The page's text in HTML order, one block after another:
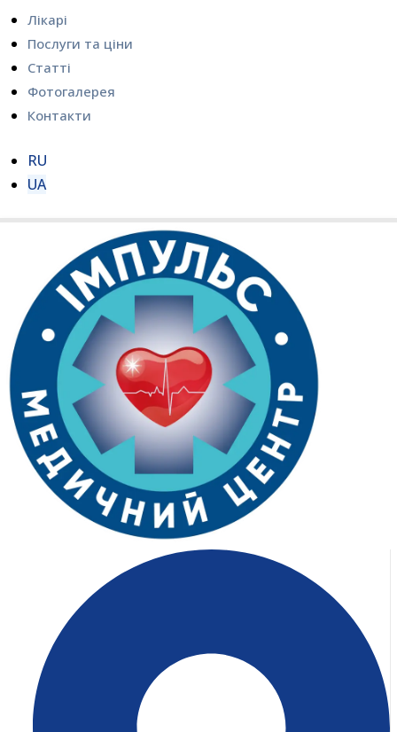
Лікарі
Послуги та ціни
Статті
Фотогалерея
Контакти
RU
UA